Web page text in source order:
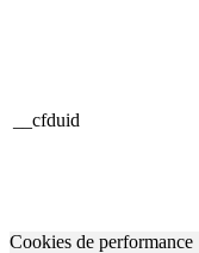
__cfduid
Cookies de performance